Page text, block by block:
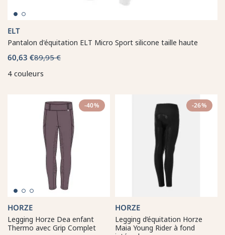
ELT
Pantalon d'équitation ELT Micro Sport silicone taille haute
60,63 €89,95 €
4 couleurs
-40%
HORZE
Legging Horze Dea enfant
Thermo avec Grip Complet
-26%
HORZE
Legging d’équitation Horze
Maia Young Rider à fond